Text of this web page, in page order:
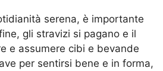
serena, è importante
gli stravizi si pagano e il
e assumere cibi e bevande
per sentirsi bene e in forma,